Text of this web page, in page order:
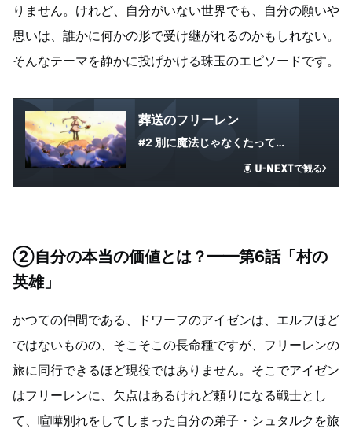
りません。けれど、自分がいない世界でも、自分の願いや
思いは、誰かに何かの形で受け継がれるのかもしれない。
そんなテーマを静かに投げかける珠玉のエピソードです。
葬送のフリーレン
#2 別に魔法じゃなくたって…
で観る
②自分の本当の価値とは？━━第6話「村の
英雄」
かつての仲間である、ドワーフのアイゼンは、エルフほど
ではないものの、そこそこの長命種ですが、フリーレンの
旅に同行できるほど現役ではありません。そこでアイゼン
はフリーレンに、欠点はあるけれど頼りになる戦士とし
て、喧嘩別れをしてしまった自分の弟子・シュタルクを旅